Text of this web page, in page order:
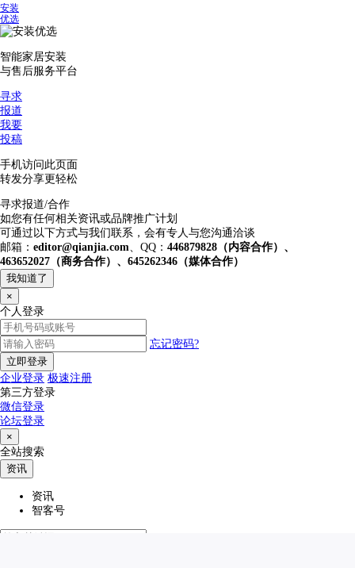
安装
优选
智能家居安装
与售后服务平台
寻求
报道
我要
投稿
手机访问此页面
转发分享更轻松
寻求报道/合作
如您有任何相关资讯或品牌推广计划
可通过以下方式与我们联系，会有专人与您沟通洽谈
邮箱： editor@qianjia.com、QQ： 446879828（内容合作）、
463652027（商务合作）、645262346（媒体合作）
我知道了
×
个人登录
忘记密码?
立即登录
企业登录 极速注册
第三方登录
微信登录
论坛登录
×
全站搜索
资讯
资讯
智客号